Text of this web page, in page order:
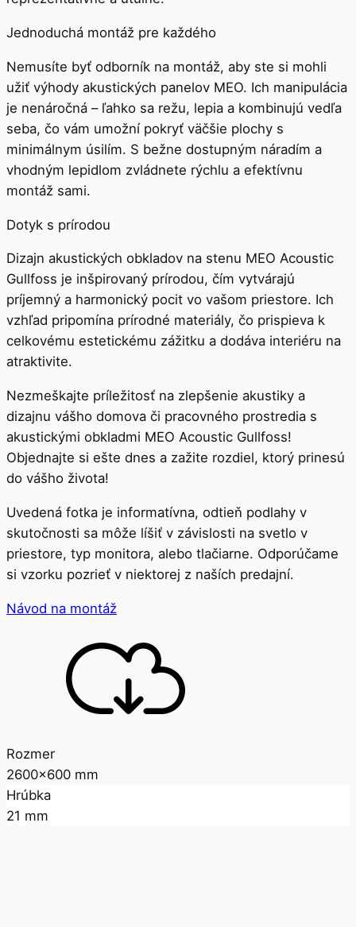
Jednoduchá montáž pre každého
Nemusíte byť odborník na montáž, aby ste si mohli
užiť výhody akustických panelov MEO. Ich manipulácia
je nenáročná – ľahko sa režu, lepia a kombinujú vedľa
seba, čo vám umožní pokryť väčšie plochy s
minimálnym úsilím. S bežne dostupným náradím a
vhodným lepidlom zvládnete rýchlu a efektívnu
montáž sami.
Dotyk s prírodou
Dizajn akustických obkladov na stenu MEO Acoustic
Gullfoss je inšpirovaný prírodou, čím vytvárajú
príjemný a harmonický pocit vo vašom priestore. Ich
vzhľad pripomína prírodné materiály, čo prispieva k
celkovému estetickému zážitku a dodáva interiéru na
atraktivite.
Nezmeškajte príležitosť na zlepšenie akustiky a
dizajnu vášho domova či pracovného prostredia s
akustickými obkladmi MEO Acoustic Gullfoss!
Objednajte si ešte dnes a zažite rozdiel, ktorý prinesú
do vášho života!
Uvedená fotka je informatívna, odtieň podlahy v
skutočnosti sa môže líšiť v závislosti na svetlo v
priestore, typ monitora, alebo tlačiarne. Odporúčame
si vzorku pozrieť v niektorej z naších predajní.
Návod na montáž
Rozmer
2600x600 mm
Hrúbka
21 mm